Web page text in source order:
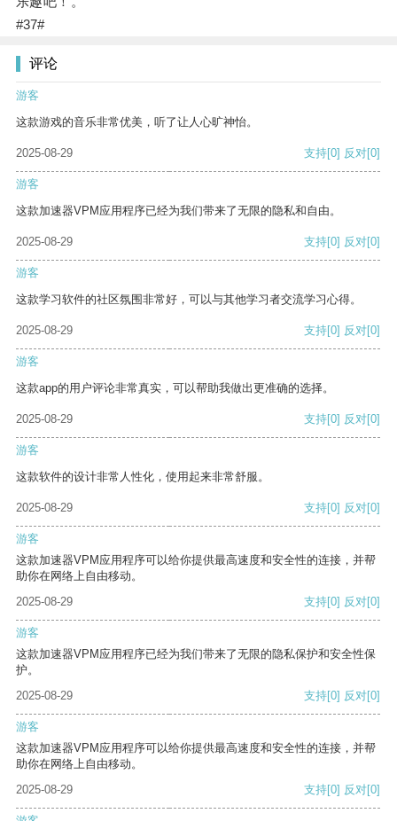
#37#
评论
游客
这款游戏的音乐非常优美，听了让人心旷神怡。
2025-08-29 支持[0] 反对[0]
游客
这款加速器VPM应用程序已经为我们带来了无限的隐私和自由。
2025-08-29 支持[0] 反对[0]
游客
这款学习软件的社区氛围非常好，可以与其他学习者交流学习心得。
2025-08-29 支持[0] 反对[0]
游客
这款app的用户评论非常真实，可以帮助我做出更准确的选择。
2025-08-29 支持[0] 反对[0]
游客
这款软件的设计非常人性化，使用起来非常舒服。
2025-08-29 支持[0] 反对[0]
游客
这款加速器VPM应用程序可以给你提供最高速度和安全性的连接，并帮
助你在网络上自由移动。
2025-08-29
支持[0] 反对[0]
游客
这款加速器VPM应用程序已经为我们带来了无限的隐私保护和安全性保
护。
2025-08-29
支持[0] 反对[0]
游客
这款加速器VPM应用程序可以给你提供最高速度和安全性的连接，并帮
助你在网络上自由移动。
2025-08-29
支持[0] 反对[0]